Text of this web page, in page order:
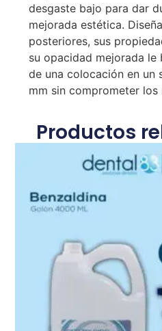
desgaste bajo para dar
mejorada estética.
posteriores, sus
su opacidad mejorada le
de una colocación en un
mm sin comprometer
Productos